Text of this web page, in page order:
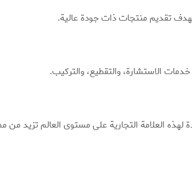
الاستشارة، والتقطيع، والتركيب.
لهذه العلامة التجارية على مستوى العالم تزيد من